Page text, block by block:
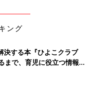
ング
決する本『ひよこクラブ
で、育児に役立つ情報が